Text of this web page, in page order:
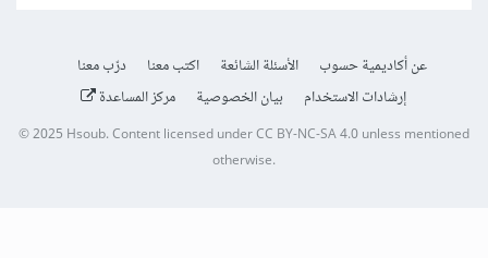
عن أكاديمية حسوب الأسئلة الشائعة اكتب معنا
درّب معنا
إرشادات الاستخدام
بيان الخصوصية مركز المساعدة
© 2025 Hsoub.Content licensed underCC BY-NC-SA 4.0unless mentioned
otherwise.